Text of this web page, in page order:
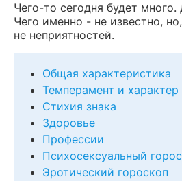
Чего-то сегодня будет
Чего именно - не известно,
не неприятностей.
Общая характеристика
Темперамент и характер
Стихия знака
Здоровье
Профессии
Психосексуальный
Эротический гороскоп